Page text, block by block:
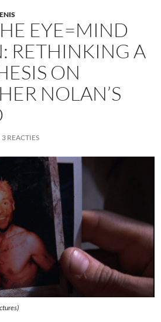
EYE=MIND
RETHINKING A
ON
NOLAN’S
3 REACTIES